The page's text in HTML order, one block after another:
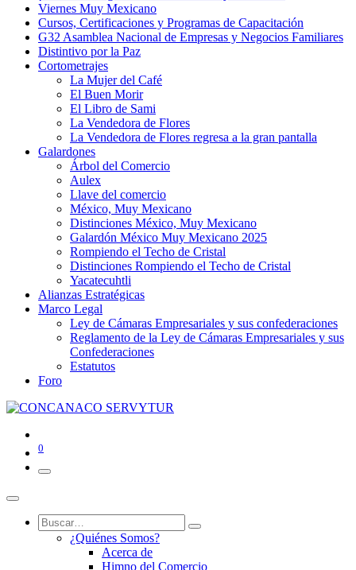
Viernes Muy Mexicano
Cursos, Certificaciones y Programas de Capacitación
G32 Asamblea Nacional de Empresas y Negocios Familiares
Distintivo por la Paz
Cortometrajes
La Mujer del Café
El Buen Morir
El Libro de Sami
La Vendedora de Flores
La Vendedora de Flores regresa a la gran pantalla
Galardones
Árbol del Comercio
Aulex
Llave del comercio
México, Muy Mexicano
Distinciones México, Muy Mexicano
Galardón México Muy Mexicano 2025
Rompiendo el Techo de Cristal
Distinciones Rompiendo el Techo de Cristal
Yacatecuhtli
Alianzas Estratégicas
Marco Legal
Ley de Cámaras Empresariales y sus confederaciones
Reglamento de la Ley de Cámaras Empresariales y sus
Confederaciones
Estatutos
Foro
0
¿Quiénes Somos?
Acerca de
Himno del Comercio